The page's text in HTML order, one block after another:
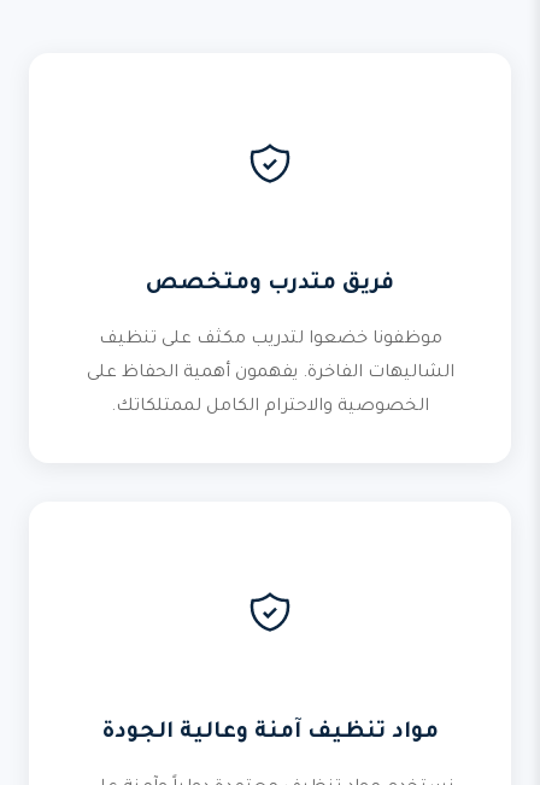
فريق متدرب ومتخصص
موظفونا خضعوا لتدريب مكثف على تنظيف
الشاليهات الفاخرة. يفهمون أهمية الحفاظ على
الخصوصية والاحترام الكامل لممتلكاتك.
مواد تنظيف آمنة وعالية الجودة